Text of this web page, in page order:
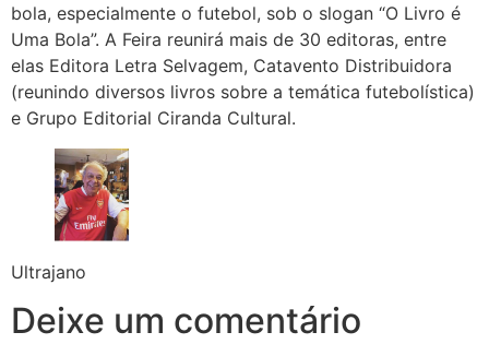
bola, especialmente o futebol, sob o slogan “O Livro é
Uma Bola”. A Feira reunirá mais de 30 editoras, entre
elas Editora Letra Selvagem, Catavento Distribuidora
(reunindo diversos livros sobre a temática futebolística)
e Grupo Editorial Ciranda Cultural.
Ultrajano
Deixe um comentário